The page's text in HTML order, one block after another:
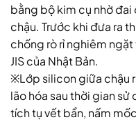
bằng bộ kim cụ nhờ
chậu. Trước khi đưa ra
chống rò rỉ nghiêm
JIS của Nhật Bản.
※Lớp silicon giữa chậu
lão hóa sau thời gian
tích tụ vết bẩn, nấm